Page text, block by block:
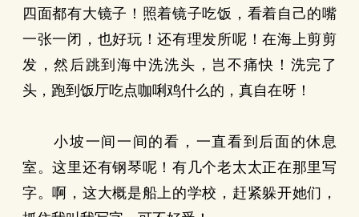
四面都有大镜子！照着镜子吃饭，看着自己的嘴
一张一闭，也好玩！还有理发所呢！在海上剪剪
发，然后跳到海中洗洗头，岂不痛快！洗完了
头，跑到饭厅吃点咖唎鸡什么的，真自在呀！
小坡一间一间的看，一直看到后面的休息
室。这里还有钢琴呢！有几个老太太正在那里写
字。啊，这大概是船上的学校，赶紧躲开她们，